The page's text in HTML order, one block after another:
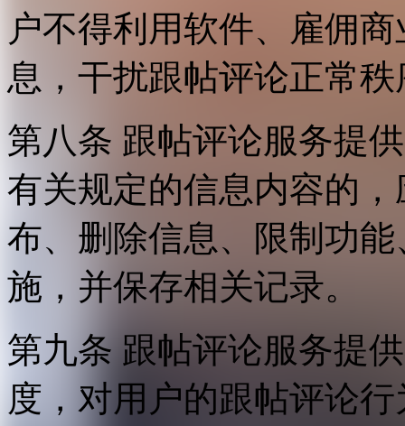
户不得利用软件、雇佣
息，干扰跟帖评论正常
第八条 跟帖评论服务提
有关规定的信息内容的
布、删除信息、限制功
施，并保存相关记录。
第九条 跟帖评论服务提
度，对用户的跟帖评论